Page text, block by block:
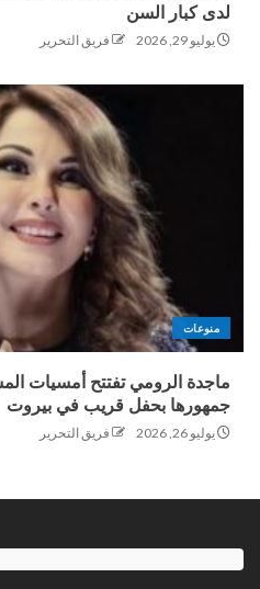
لدى كبار السن
يوليو 29, 2026 فريق التحرير
منوعات
ماجدة الرومي تفتتح أمسيات
جمهورها بحفل قريب في بيروت
يوليو 26, 2026 فريق التحرير